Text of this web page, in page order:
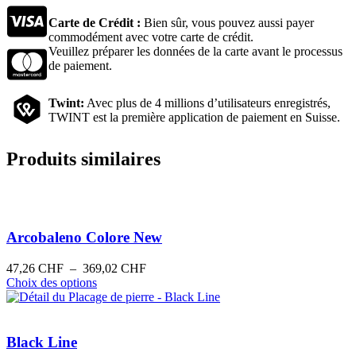
Carte de Crédit : Bien sûr, vous pouvez aussi payer
commodément avec votre carte de crédit.
Veuillez préparer les données de la carte avant le processus
de paiement.
Twint: Avec plus de 4 millions d’utilisateurs enregistrés,
TWINT est la première application de paiement en Suisse.
Produits similaires
Arcobaleno Colore New
47,26 CHF – 369,02 CHFPlage
prix :
Choix des optionsCe
produit
Black Line